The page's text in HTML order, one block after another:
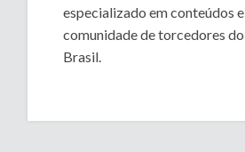
especializado em conteúdos
comunidade de torcedores do
Brasil.